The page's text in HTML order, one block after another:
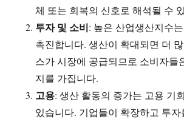
체 또는 회복의 신호로 해석될 수
투자 및 소비: 높은 산업생산지수
촉진합니다. 생산이 확대되면 더
스가 시장에 공급되므로 소비자들
지를 가집니다.
고용: 생산 활동의 증가는 고용 기
있습니다. 기업들이 확장하고 투